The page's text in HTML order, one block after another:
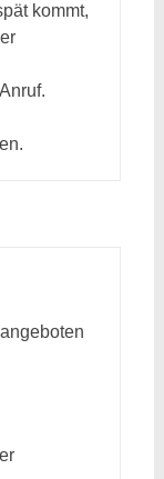
kommt,